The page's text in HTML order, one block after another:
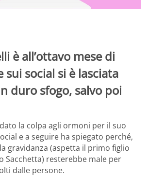
è all’ottavo mese di
sui social si è lasciata
duro sfogo, salvo poi
la colpa agli ormoni per il suo
e a seguire ha spiegato perché,
gravidanza (aspetta il primo figlio
Sacchetta) resterebbe male per
dalle persone.